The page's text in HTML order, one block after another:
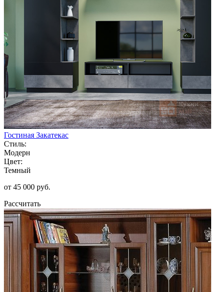
Гостиная Закатекас
Стиль:
Модерн
Цвет:
Темный
от 45 000 руб.
Рассчитать